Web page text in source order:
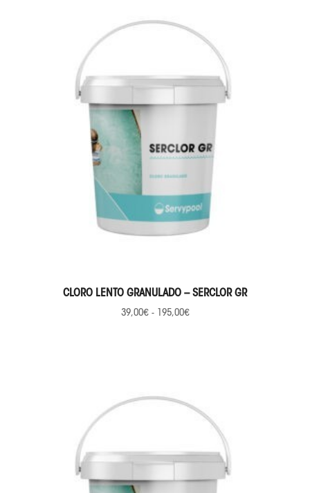
SELECCIONAR OPCIONES
CLORO LENTO GRANULADO – SERCLOR GR
39,00€ - 195,00€